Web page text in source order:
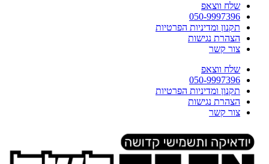
שלח ווצאפ
050-9997396
תקנון ומדיניות הפרטיות
הצהרת נגישות
צור קשר
שלח ווצאפ
050-9997396
תקנון ומדיניות הפרטיות
הצהרת נגישות
צור קשר